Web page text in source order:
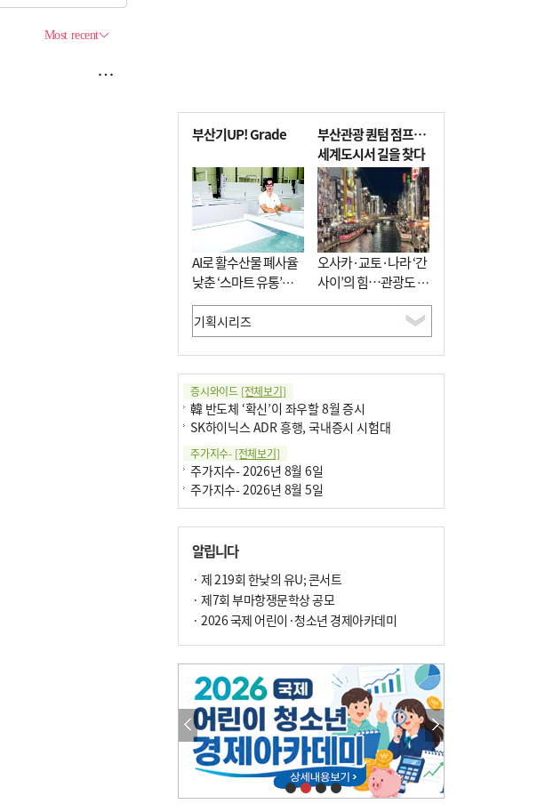
부산기UP! Grade
AI로 활수산물 폐사율
낮춘 ‘스마트 유통’…
사막·산악지대 수출
도전
부산관광 퀀텀 점프…
세계도시서 길을 찾다
오사카·교토·나라 ‘간
사이’의 힘…관광도 뭉
쳐야 흥한다
증시와이드 [전체보기]
韓 반도체 ‘확신’이 좌우할 8월 증시
SK하이닉스 ADR 흥행, 국내증시 시험대
주가지수- [전체보기]
주가지수- 2026년 8월 6일
주가지수- 2026년 8월 5일
알립니다
· 제 219회 한낮의 유U; 콘서트
· 제7회 부마항쟁문학상 공모
· 2026 국제 어린이·청소년 경제아카데미